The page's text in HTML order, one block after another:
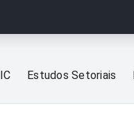
Estudos Setoriais